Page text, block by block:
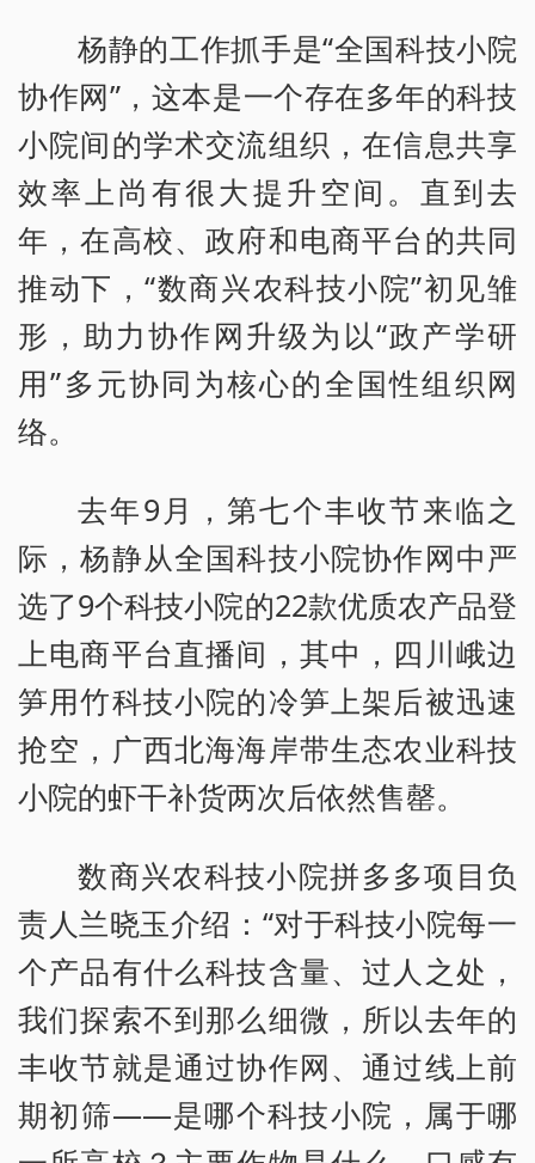
杨静的工作抓手是“全国科技小院
协作网”，这本是一个存在多年的科技
小院间的学术交流组织，在信息共享
效率上尚有很大提升空间。直到去
年，在高校、政府和电商平台的共同
推动下，“数商兴农科技小院”初见雏
形，助力协作网升级为以“政产学研
用”多元协同为核心的全国性组织网
络。
去年9月，第七个丰收节来临之
际，杨静从全国科技小院协作网中严
选了9个科技小院的22款优质农产品登
上电商平台直播间，其中，四川峨边
笋用竹科技小院的冷笋上架后被迅速
抢空，广西北海海岸带生态农业科技
小院的虾干补货两次后依然售罄。
数商兴农科技小院拼多多项目负
责人兰晓玉介绍：“对于科技小院每一
个产品有什么科技含量、过人之处，
我们探索不到那么细微，所以去年的
丰收节就是通过协作网、通过线上前
期初筛——是哪个科技小院，属于哪